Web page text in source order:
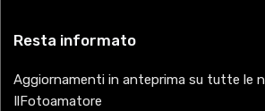
Resta informato
Aggiornamenti in anteprima su tutte le
IlFotoamatore